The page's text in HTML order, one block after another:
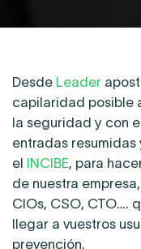
Desde Leader
capilaridad posible
la seguridad y con
entradas
el INCIBE, para
de nuestra
CIOs, CSO, CTO….
llegar a vuestros
prevención.